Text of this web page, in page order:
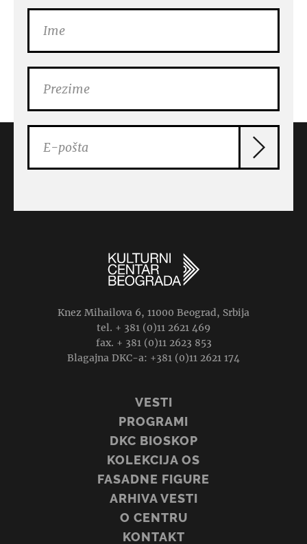
Knez Mihailova 6, 11000 Beograd, Srbija
tel. + 381 (0)11 2621 469
fax. + 381 (0)11 2623 853
Blagajna DKC-a: +381 (0)11 2621 174
VESTI
PROGRAMI
DKC BIOSKOP
KOLEKCIJA OS
FASADNE FIGURE
ARHIVA VESTI
O CENTRU
KONTAKT